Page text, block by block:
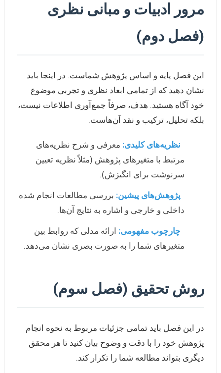
مرور ادبیات و مبانی نظری
(فصل دوم)
این فصل پایه و اساس پژوهش شماست. در اینجا باید
نشان دهید که از تمامی ابعاد نظری و تجربی موضوع
خود آگاه هستید. هدف، صرفاً جمع‌آوری اطلاعات نیست،
بلکه تحلیل، ترکیب و نقد آن‌هاست.
نظریه‌های کلیدی: معرفی و شرح نظریه‌های
مرتبط با متغیرهای پژوهش (مثلاً نظریه تعیین
سرنوشت برای انگیزش).
پژوهش‌های پیشین: بررسی مطالعات انجام شده
داخلی و خارجی و اشاره به نتایج آن‌ها.
چارچوب مفهومی: ارائه مدلی که روابط بین
متغیرهای شما را به صورت بصری نشان می‌دهد.
روش تحقیق (فصل سوم)
در این فصل باید تمامی جزئیات مربوط به نحوه انجام
پژوهش خود را با دقت و وضوح بیان کنید تا هر محقق
دیگری بتواند مطالعه شما را تکرار کند.